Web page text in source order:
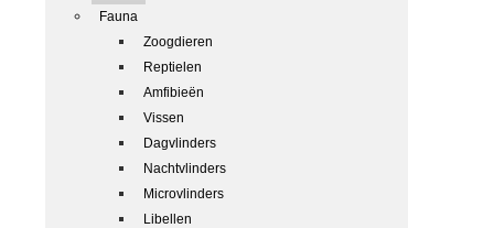
Fauna
Zoogdieren
Reptielen
Amfibieën
Vissen
Dagvlinders
Nachtvlinders
Microvlinders
Libellen